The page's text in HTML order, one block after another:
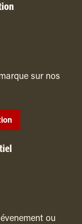
sur nos
ou